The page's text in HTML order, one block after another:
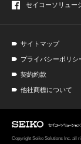
セイコーソリュー
サイトマップ
プライバシーポリシ
契約約款
他社商標について
Copyright Seiko Solutions Inc. all